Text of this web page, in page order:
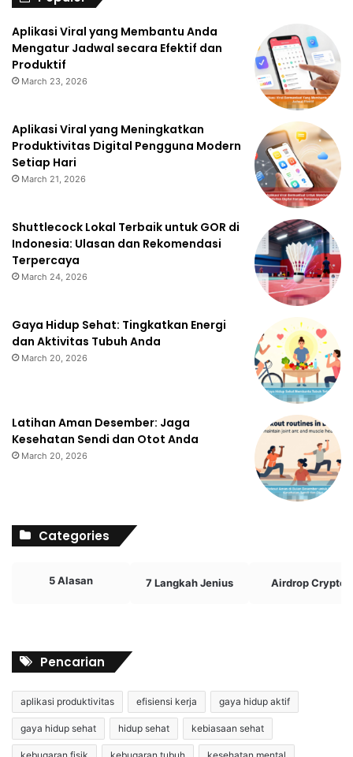
Aplikasi Viral yang Membantu Anda
Mengatur Jadwal secara Efektif dan
Produktif
March 23, 2026
Aplikasi Viral yang Meningkatkan
Produktivitas Digital Pengguna Modern
Setiap Hari
March 21, 2026
Shuttlecock Lokal Terbaik untuk GOR di
Indonesia: Ulasan dan Rekomendasi
Terpercaya
March 24, 2026
Gaya Hidup Sehat: Tingkatkan Energi
dan Aktivitas Tubuh Anda
March 20, 2026
Latihan Aman Desember: Jaga
Kesehatan Sendi dan Otot Anda
March 20, 2026
Categories
5 Alasan 7 Langkah Jenius Airdrop Crypto
Pencarian
aplikasi produktivitas efisiensi kerja gaya hidup aktif
gaya hidup sehat hidup sehat kebiasaan sehat